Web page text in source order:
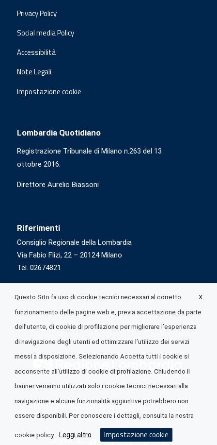
Privacy Policy
Social media Policy
Accessibilità
Note Legali
Impostazione cookie
Lombardia Quotidiano
Registrazione Tribunale di Milano n.263 del 13
ottobre 2016.
Direttore Aurelio Biassoni
Riferimenti
Consiglio Regionale della Lombardia
Via Fabio Flizi, 22 – 20124 Milano
Tel. 02674821
© 2026 Lombardia Quotidiano è realizzato daA.R.I.A.
Seguici su
X
Questo Sito fa uso di cookie tecnici necessari al corretto
funzionamento delle pagine web e, previa accettazione da parte
dell’utente, di cookie di profilazione per migliorare l’esperienza
di navigazione degli utenti ed ottimizzare l’utilizzo dei servizi
messi a disposizione. Selezionando Accetta tutti i cookie si
acconsente all’utilizzo di cookie di profilazione. Chiudendo il
banner verranno utilizzati solo i cookie tecnici necessari alla
navigazione e alcune funzionalità aggiuntive potrebbero non
essere disponibili. Per conoscere i dettagli, consulta la nostra
cookie policy Leggi altro Impostazione cookie